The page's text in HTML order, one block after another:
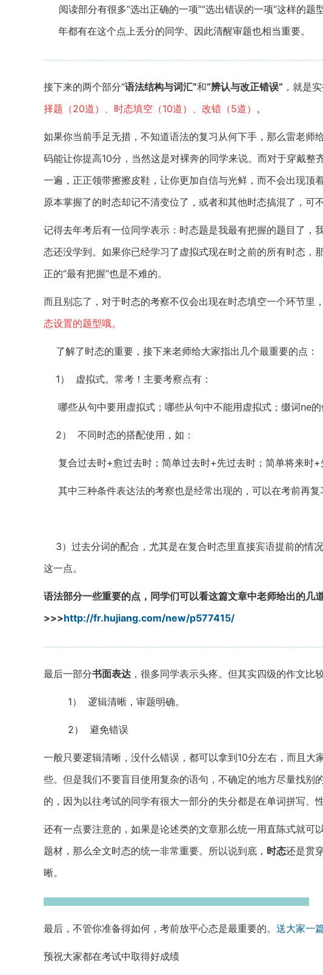
阅读部分有很多“选出正确的一项”“选出错误的一项”这样的题
年都有在这个点上丢分的同学。因此清醒审题也相当重要。
接下来的两个部分“语法结构与词汇”和“辨认与改正错误” ，就是
择题（20道）、时态填空（10道）、改错（5道） 。
如果你当前手足无措，不知道语法的复习从何下手，那么雷老师
码能让你提高10分，当然这是对裸奔的同学来说。而对于穿戴整
一遍，正正领带擦擦皮鞋，让你更加自信与光鲜，而不会出现顶
原本掌握了的时态却记不清变位了，或者和其他时态搞混了，可
记得去年考后有一位同学表示：时态题是我最有把握的题目了，
态还没学到。如果你已经学习了虚拟式现在时之前的所有时态，
正的“最有把握”也是不难的。
而且别忘了，对于时态的考察不仅会出现在时态填空一个环节里
态设置的题型哦。
了解了时态的重要，接下来老师给大家指出几个最重要的点：
1） 虚拟式。常考！主要考察点有：
哪些从句中要用虚拟式；哪些从句中不能用虚拟式；缀词ne的
2） 不同时态的搭配使用，如：
复合过去时+愈过去时；简单过去时+先过去时；简单将来时+
其中三种条件表达法的考察也是经常出现的，可以在考前再复
3）过去分词的配合，尤其是在复合时态里直接宾语提前的情
这一点。
语法部分一些重要的点，同学们可以看这篇文章中老师给出的几
>>>http://fr.hujiang.com/new/p577415/
最后一部分书面表达 ，很多同学表示头疼。但其实四级的作文比
1） 逻辑清晰，审题明确。
2） 避免错误
一般只要逻辑清晰，没什么错误，都可以拿到10分左右，而且大
些。但是我们不要盲目使用复杂的语句，不确定的地方尽量找别
的，因为以往考试的同学有很大一部分的失分都是在单词拼写、
还有一点要注意的，如果是论述类的文章那么统一用直陈式就可
题材，那么全文时态的统一非常重要。所以说到底， 时态还是贯
晰。
最后，不管你准备得如何，考前放平心态是最重要的。 送大家一
预祝大家都在考试中取得好成绩